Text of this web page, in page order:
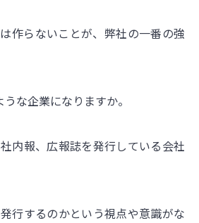
作らないことが、弊社の一番の強
な企業になりますか。
内報、広報誌を発行している会社
行するのかという視点や意識がな